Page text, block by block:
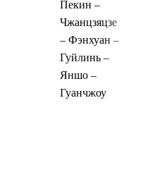
Пекин –
Чжанцзяцзе
– Фэнхуан –
Гуйлинь –
Яншо –
Гуанчжоу